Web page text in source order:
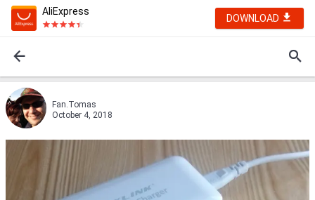
AliExpress
DOWNLOAD
Fan.Tomas
October 4, 2018